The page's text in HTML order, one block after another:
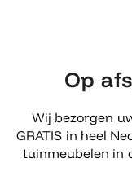
Op
Wij bezorgen
GRATIS in heel
tuinmeubelen in